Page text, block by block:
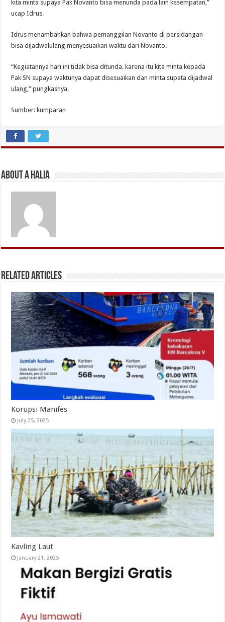
kita minta supaya Pak Novanto bisa menunda pada lain kesempatan,”
ucap Idrus.
Idrus menambahkan bahwa pemanggilan Novanto di persidangan
bisa dijadwalulang menyesuaikan waktu dari Novanto.
“Kegiatannya hari ini tidak bisa ditunda. karena itu kita minta kepada
Pak SN supaya waktunya dapat disesuaikan dan minta supata dijadwal
ulang,” pungkasnya.
Sumber: kumparan
About A Halia
Related Articles
Korupsi Manifes
July 25, 2025
Kavling Laut
January 21, 2025